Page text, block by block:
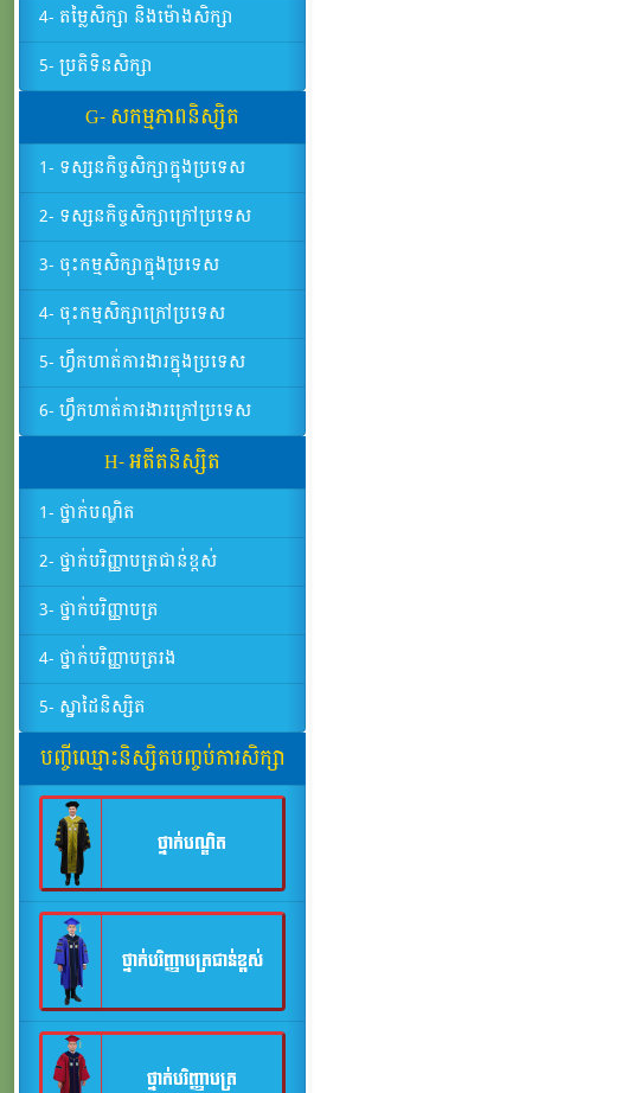
4- តម្លៃសិក្សា និងម៉ោងសិក្សា
5- ប្រតិទិនសិក្សា
G- សកម្មភាពនិស្សិត
1- ទស្សនកិច្ចសិក្សាក្នុងប្រទេស
2- ទស្សនកិច្ចសិក្សាក្រៅប្រទេស
3- ចុះកម្មសិក្សាក្នុងប្រទេស
4- ចុះកម្មសិក្សាក្រៅប្រទេស
5- ហ្វឹកហាត់ការងារក្នុងប្រទេស
6- ហ្វឹកហាត់ការងារក្រៅប្រទេស
H- អតីតនិស្សិត
1- ថ្នាក់បណ្ឌិត
2- ថ្នាក់បរិញ្ញាបត្រជាន់ខ្ពស់
3- ថ្នាក់បរិញ្ញាបត្រ
4- ថ្នាក់បរិញ្ញាបត្ររង
5- ស្នាដៃនិស្សិត
បញ្ចីឈ្មោះនិស្សិតបញ្ចប់ការសិក្សា
ថ្នាក់បណ្ឌិត
ថ្នាក់បរិញ្ញាបត្រជាន់ខ្ពស់
ថ្នាក់បរិញ្ញាបត្រ